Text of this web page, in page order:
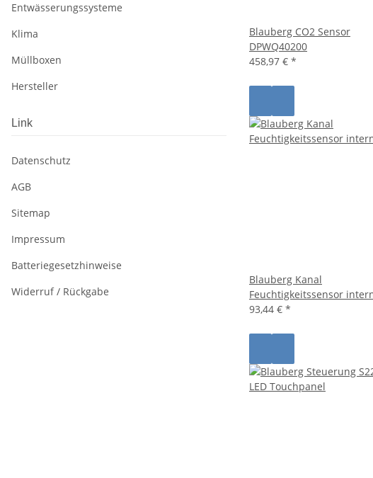
Blauberg CO2 Sensor
DPWQ40200
458,97 € *
Blauberg Kanal
Feuchtigkeitssensor
93,44 € *
Entwässerungssysteme
Klima
Müllboxen
Hersteller
Link
Datenschutz
AGB
Sitemap
Impressum
Batteriegesetzhinweise
Widerruf / Rückgabe